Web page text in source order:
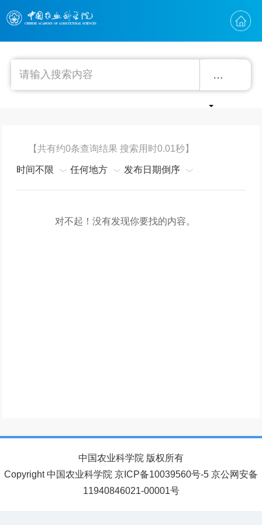
精确
时间不限 任何地方 发布日期倒序
【共有约0条查询结果 搜索用时0.01秒】
对不起！没有发现你要找的内容。
中国农业科学院 版权所有
Copyright 中国农业科学院 京ICP备10039560号-5 京公网安备
11940846021-00001号